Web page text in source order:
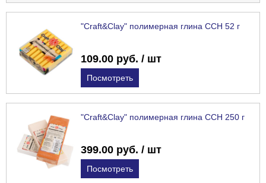
"Craft&Clay" полимерная глина CCH 52 г
109.00 руб. / шт
Посмотреть
"Craft&Clay" полимерная глина CCH 250 г
399.00 руб. / шт
Посмотреть